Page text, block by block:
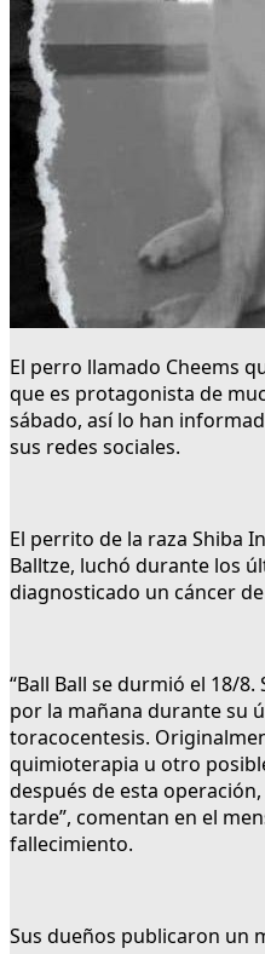
El perro llamado Cheems
que es protagonista de
sábado, así lo han
sus redes sociales.
El perrito de la raza Shiba
Balltze, luchó durante los
diagnosticado un cáncer
“Ball Ball se durmió el 18/
por la mañana durante su
toracocentesis.
quimioterapia u otro
después de esta
tarde”, comentan en el
fallecimiento.
Sus dueños publicaron un